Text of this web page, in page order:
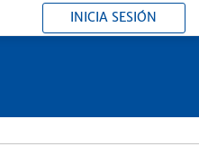
INICIA SESIÓN